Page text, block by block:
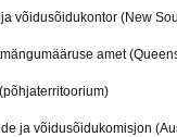
võidusõidukontor (New
amet
ja võidusõidukomisjon